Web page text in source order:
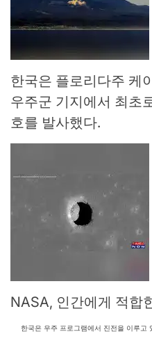
한국은 플로리다주 케
우주군 기지에서 최초
호를 발사했다.
NASA, 인간에게 적합
한국은 우주 프로그램에서 진전을 이루고